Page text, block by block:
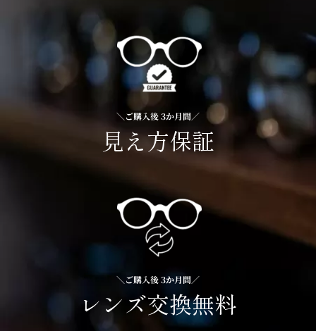
＼ご購入後 3か月間／
見え方保証
＼ご購入後 3か月間／
レンズ交換無料